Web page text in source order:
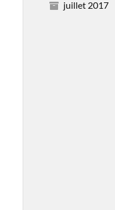
juillet 2017